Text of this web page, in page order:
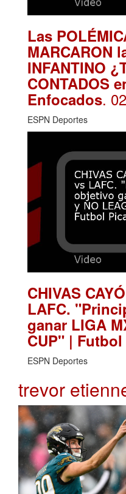
Las
MARCARON
INFANTINO
CONTADOS
Enfocados.
ESPN Deportes
CHIVAS
LAFC.
ganar LIGA
CUP" |
ESPN Deportes
trevor